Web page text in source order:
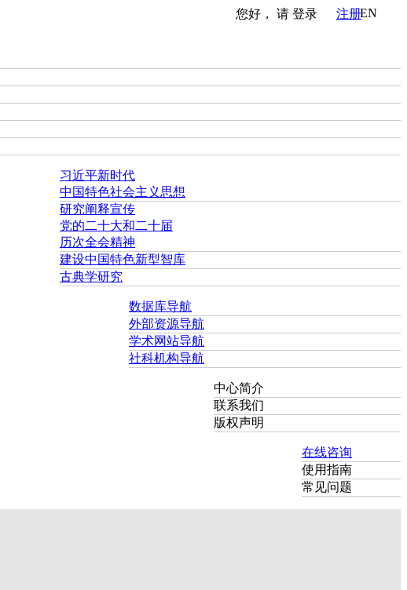
您好， 请 登录 注册EN
习近平新时代
中国特色社会主义思想
研究阐释宣传
党的二十大和二十届
历次全会精神
建设中国特色新型智库
古典学研究
数据库导航
外部资源导航
学术网站导航
社科机构导航
中心简介
联系我们
版权声明
在线咨询
使用指南
常见问题